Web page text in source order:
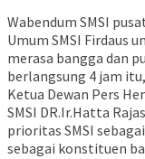
Wabendum SMSI
Umum SMSI Firdaus
merasa bangga dan
berlangsung 4 jam
Ketua Dewan Pers
SMSI DR.Ir.Hatta
prioritas SMSI
sebagai konstituen